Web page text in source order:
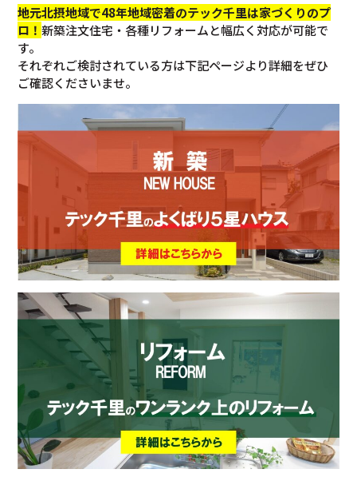
地元北摂地域で48年地域密着のテック千里は家づくりのプ
ロ！新築注文住宅・各種リフォームと幅広く対応が可能で
す。
それぞれご検討されている方は下記ページより詳細をぜひ
ご確認くださいませ。